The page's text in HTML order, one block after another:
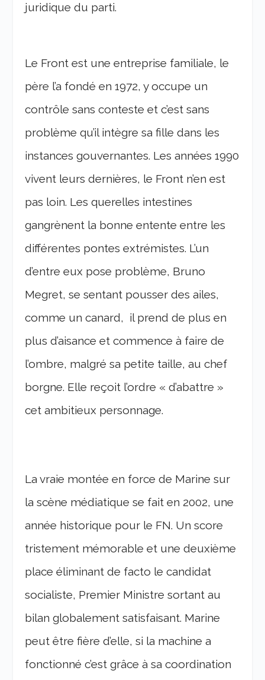
juridique du parti.
Le Front est une entreprise familiale, le
père l’a fondé en 1972, y occupe un
contrôle sans conteste et c’est sans
problème qu’il intègre sa fille dans les
instances gouvernantes. Les années 1990
vivent leurs dernières, le Front n’en est
pas loin. Les querelles intestines
gangrènent la bonne entente entre les
différentes pontes extrémistes. L’un
d’entre eux pose problème, Bruno
Megret, se sentant pousser des ailes,
comme un canard, il prend de plus en
plus d’aisance et commence à faire de
l’ombre, malgré sa petite taille, au chef
borgne. Elle reçoit l’ordre « d’abattre »
cet ambitieux personnage.
La vraie montée en force de Marine sur
la scène médiatique se fait en 2002, une
année historique pour le FN. Un score
tristement mémorable et une deuxième
place éliminant de facto le candidat
socialiste, Premier Ministre sortant au
bilan globalement satisfaisant. Marine
peut être fière d’elle, si la machine a
fonctionné c’est grâce à sa coordination